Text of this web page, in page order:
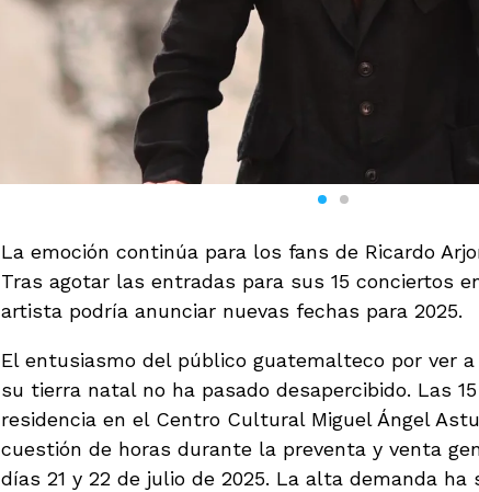
La emoción continúa para los fans de Ricardo
Tras agotar las entradas para sus 15 conciertos
artista podría anunciar nuevas fechas para 2025.
El entusiasmo del público guatemalteco por ver a
su tierra natal no ha pasado desapercibido. Las
residencia en el Centro Cultural Miguel Ángel
cuestión de horas durante la preventa y venta
días 21 y 22 de julio de 2025. La alta demanda ha